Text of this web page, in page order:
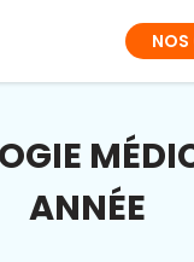
NOS
ANNÉE